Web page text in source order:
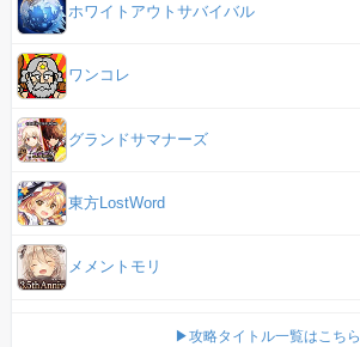
ホワイトアウトサバイバル
ワンコレ
グランドサマナーズ
東方LostWord
メメントモリ
▶攻略タイトル一覧はこちら